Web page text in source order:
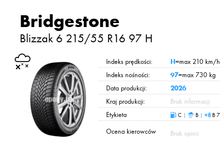
Bridgestone
Blizzak 6 215/55 R16 97 H
Indeks prędkości: H=max 210 km/h
Indeks nośności:
97=max 730 kg
Data produkcji:
2026
Kraj produkcji:
Brak informacji
Etykieta
C | B | B
Ocena kierowców Brak opinii